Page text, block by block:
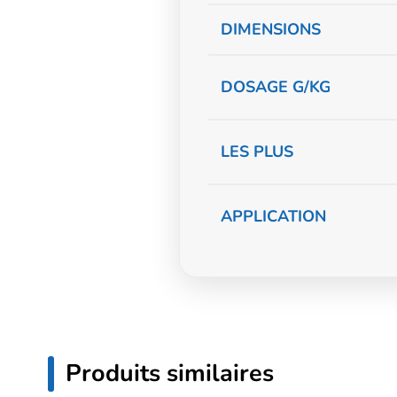
DIMENSIONS
DOSAGE G/KG
LES PLUS
APPLICATION
Produits similaires